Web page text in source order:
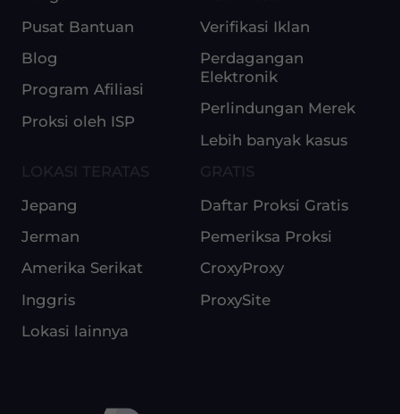
Pusat Bantuan
Blog
Program Afiliasi
Proksi oleh ISP
Verifikasi Iklan
Perdagangan
Elektronik
Perlindungan Merek
Lebih banyak kasus
LOKASI TERATAS
Jepang
Jerman
Amerika Serikat
Inggris
Lokasi lainnya
GRATIS
Daftar Proksi Gratis
Pemeriksa Proksi
CroxyProxy
ProxySite